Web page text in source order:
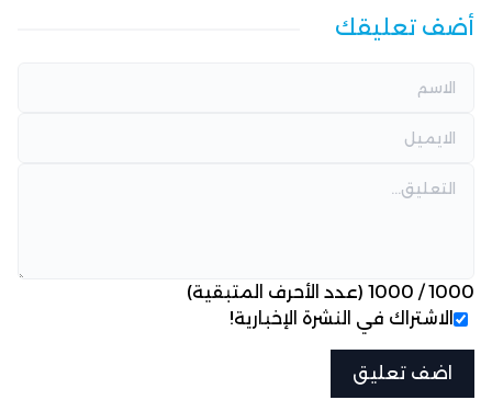
أضف تعليقك
1000
/
1000 (عدد الأحرف المتبقية)
الاشتراك في النشرة الإخبارية!